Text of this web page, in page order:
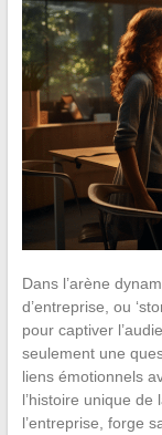
Dans l’arène
d’entreprise, ou
pour captiver
seulement une
liens émotionnels
l’histoire unique de
l’entreprise, forge